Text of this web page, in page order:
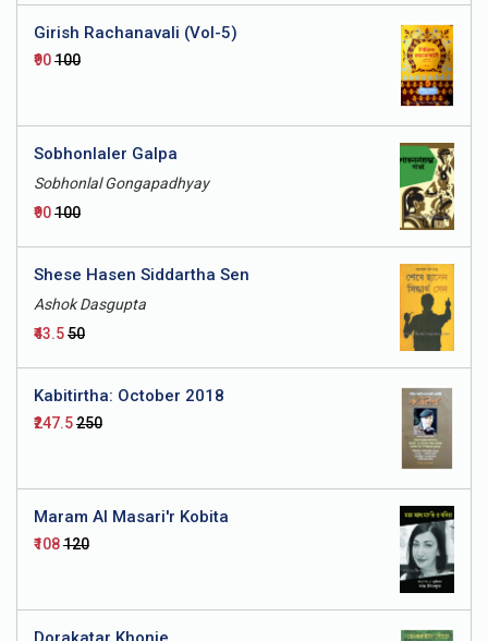
Girish Rachanavali (Vol-5)
₹90₹100
Sobhonlaler Galpa
Sobhonlal Gongapadhyay
₹90₹100
Shese Hasen Siddartha Sen
Ashok Dasgupta
₹43.5₹50
Kabitirtha: October 2018
₹247.5₹250
Maram Al Masari'r Kobita
₹108₹120